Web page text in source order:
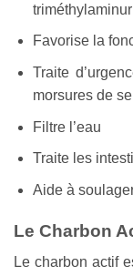
Favorise la
Traite
morsures de
Filtre l’eau
Traite les
Aide à
Le Charbon
Le charbon actif